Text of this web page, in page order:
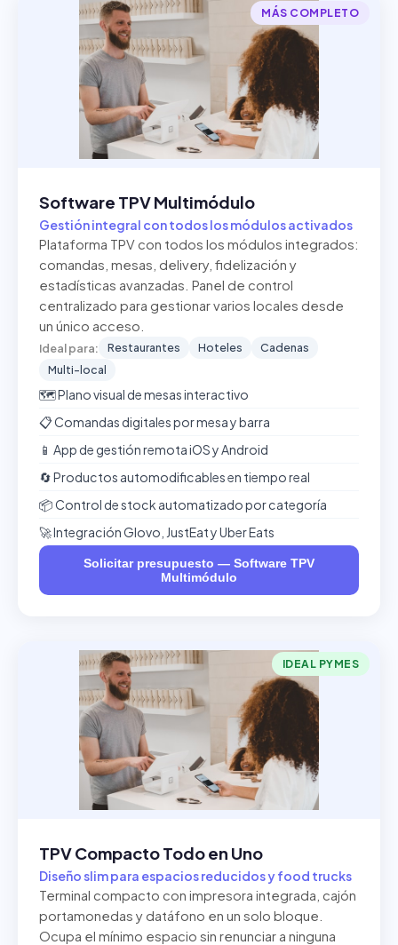
MÁS COMPLETO
Software TPV Multimódulo
Gestión integral con todos los módulos activados
Plataforma TPV con todos los módulos integrados:
comandas, mesas, delivery, fidelización y
estadísticas avanzadas. Panel de control
centralizado para gestionar varios locales desde
un único acceso.
Ideal para: Restaurantes Hoteles
Cadenas
Multi-local
🗺️ Plano visual de mesas interactivo
📋 Comandas digitales por mesa y barra
📱 App de gestión remota iOS y Android
🔄 Productos automodificables en tiempo real
📦 Control de stock automatizado por categoría
🚀 Integración Glovo, JustEat y Uber Eats
Solicitar presupuesto — Software TPV
Multimódulo
IDEAL PYMES
TPV Compacto Todo en Uno
Diseño slim para espacios reducidos y food trucks
Terminal compacto con impresora integrada, cajón
portamonedas y datáfono en un solo bloque.
Ocupa el mínimo espacio sin renunciar a ninguna